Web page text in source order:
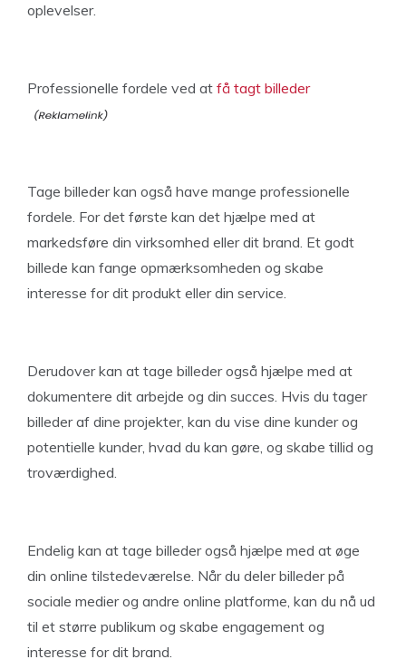
oplevelser.
Professionelle fordele ved at få tagt billeder
Tage billeder kan også have mange professionelle
fordele. For det første kan det hjælpe med at
markedsføre din virksomhed eller dit brand. Et godt
billede kan fange opmærksomheden og skabe
interesse for dit produkt eller din service.
Derudover kan at tage billeder også hjælpe med at
dokumentere dit arbejde og din succes. Hvis du tager
billeder af dine projekter, kan du vise dine kunder og
potentielle kunder, hvad du kan gøre, og skabe tillid og
troværdighed.
Endelig kan at tage billeder også hjælpe med at øge
din online tilstedeværelse. Når du deler billeder på
sociale medier og andre online platforme, kan du nå ud
til et større publikum og skabe engagement og
interesse for dit brand.